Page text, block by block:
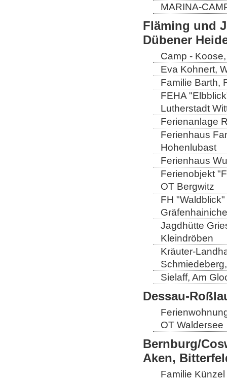
MARINA-
Fläming und
Dübener
Camp -
Eva Kohnert,
Familie Barth,
FEHA
Lutherstadt
Ferienanlage
Ferienhaus
Hohenlubast
Ferienhaus
Ferienobjekt
OT Bergwitz
FH
Jagdhütte
Kleindröben
Kräuter-
Sielaff, Am
Dessau-
OT Waldersee
Bernburg/
Aken,
Familie